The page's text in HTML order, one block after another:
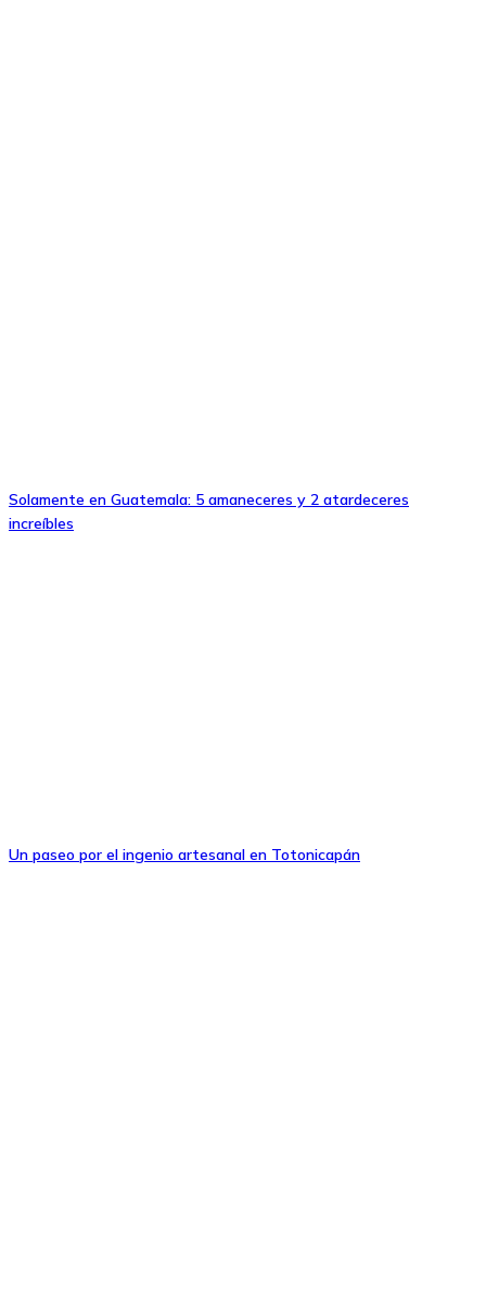
Solamente en Guatemala: 5 amaneceres y 2 atardeceres
increíbles
Un paseo por el ingenio artesanal en Totonicapán